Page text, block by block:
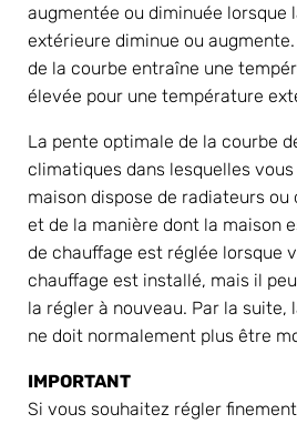
augmentée ou diminuée lorsque
extérieure diminue ou
de la courbe entraîne une
élevée pour une température
La pente optimale de la courbe
climatiques dans lesquelles
maison dispose de radiateurs ou
et de la manière dont la maison
de chauffage est réglée lorsque
chauffage est installé, mais il
la régler à nouveau. Par la suite,
ne doit normalement plus être
IMPORTANT
Si vous souhaitez régler